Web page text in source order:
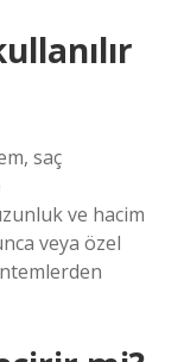
saç
ve hacim
veya özel